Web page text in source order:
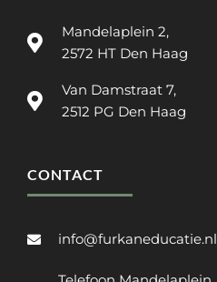
Mandelaplein 2,
2572 HT Den Haag
Van Damstraat 7,
2512 PG Den Haag
CONTACT
info@furkaneducatie.nl